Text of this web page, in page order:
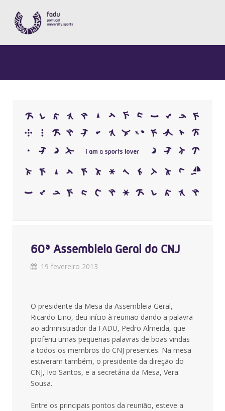
60ª Assembleia Geral do CNJ
19 fevereiro 2013
O presidente da Mesa da Assembleia Geral,
Ricardo Lino, deu início à reunião dando a palavra
ao administrador da FADU, Pedro Almeida, que
proferiu umas pequenas palavras de boas vindas
a todos os membros do CNJ presentes. Na mesa
estiveram também, o presidente da direção do
CNJ, Ivo Santos, e a secretária da Mesa, Vera
Sousa.
Entre os principais pontos da reunião, esteve a